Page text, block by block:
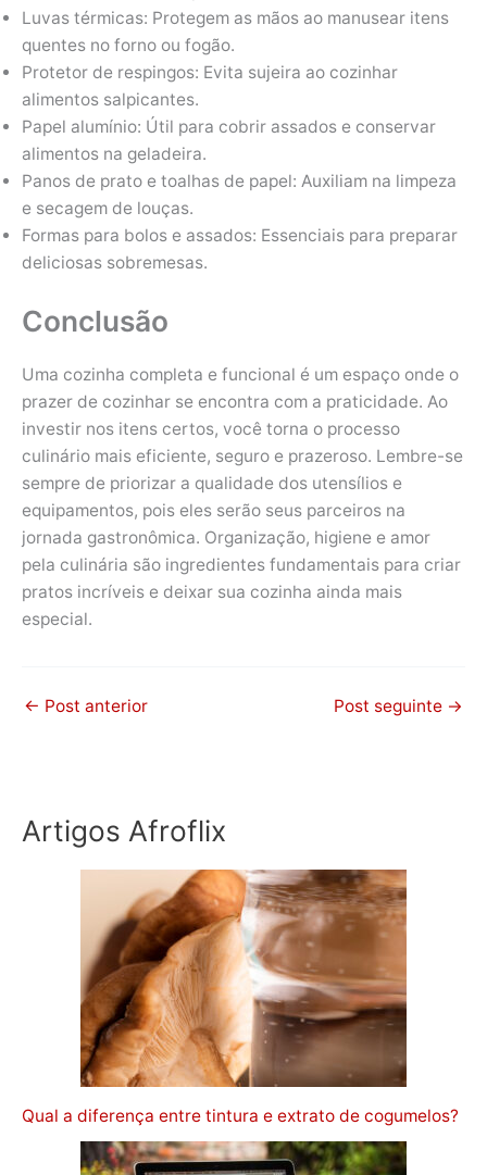
Luvas térmicas: Protegem as mãos ao manusear itens
quentes no forno ou fogão.
Protetor de respingos: Evita sujeira ao cozinhar
alimentos salpicantes.
Papel alumínio: Útil para cobrir assados e conservar
alimentos na geladeira.
Panos de prato e toalhas de papel: Auxiliam na limpeza
e secagem de louças.
Formas para bolos e assados: Essenciais para preparar
deliciosas sobremesas.
Conclusão
Uma cozinha completa e funcional é um espaço onde o
prazer de cozinhar se encontra com a praticidade. Ao
investir nos itens certos, você torna o processo
culinário mais eficiente, seguro e prazeroso. Lembre-se
sempre de priorizar a qualidade dos utensílios e
equipamentos, pois eles serão seus parceiros na
jornada gastronômica. Organização, higiene e amor
pela culinária são ingredientes fundamentais para criar
pratos incríveis e deixar sua cozinha ainda mais
especial.
← Post anterior Post seguinte →
Artigos Afroflix
Qual a diferença entre tintura e extrato de cogumelos?